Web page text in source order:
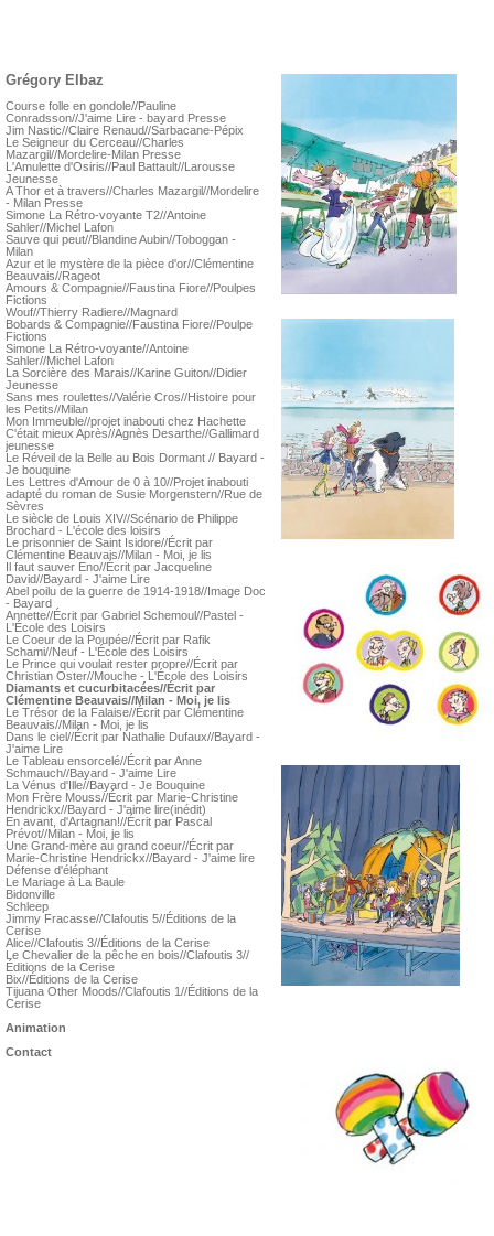
Grégory Elbaz
Course folle en gondole//Pauline
Conradsson//J'aime Lire - bayard Presse
Jim Nastic//Claire Renaud//Sarbacane-Pépix
Le Seigneur du Cerceau//Charles
Mazargil//Mordelire-Milan Presse
L'Amulette d'Osiris//Paul Battault//Larousse
Jeunesse
A Thor et à travers//Charles Mazargil//Mordelire
- Milan Presse
Simone La Rétro-voyante T2//Antoine
Sahler//Michel Lafon
Sauve qui peut//Blandine Aubin//Toboggan -
Milan
Azur et le mystère de la pièce d'or//Clémentine
Beauvais//Rageot
Amours & Compagnie//Faustina Fiore//Poulpes
Fictions
Wouf//Thierry Radiere//Magnard
Bobards & Compagnie//Faustina Fiore//Poulpe
Fictions
Simone La Rétro-voyante//Antoine
Sahler//Michel Lafon
La Sorcière des Marais//Karine Guiton//Didier
Jeunesse
Sans mes roulettes//Valérie Cros//Histoire pour
les Petits//Milan
Mon Immeuble//projet inabouti chez Hachette
C'était mieux Après//Agnès Desarthe//Gallimard
jeunesse
Le Réveil de la Belle au Bois Dormant // Bayard -
Je bouquine
Les Lettres d'Amour de 0 à 10//Projet inabouti
adapté du roman de Susie Morgenstern//Rue de
Sèvres
Le siècle de Louis XIV//Scénario de Philippe
Brochard - L'école des loisirs
Le prisonnier de Saint Isidore//Écrit par
Clémentine Beauvais//Milan - Moi, je lis
Il faut sauver Eno//Écrit par Jacqueline
David//Bayard - J'aime Lire
Abel poilu de la guerre de 1914-1918//Image Doc
- Bayard
Annette//Écrit par Gabriel Schemoul//Pastel -
L'École des Loisirs
Le Coeur de la Poupée//Écrit par Rafik
Schami//Neuf - L'École des Loisirs
Le Prince qui voulait rester propre//Écrit par
Christian Oster//Mouche - L'École des Loisirs
Diamants et cucurbitacées//Écrit par
Clémentine Beauvais//Milan - Moi, je lis
Le Trésor de la Falaise//Écrit par Clémentine
Beauvais//Milan - Moi, je lis
Dans le ciel//Écrit par Nathalie Dufaux//Bayard -
J'aime Lire
Le Tableau ensorcelé//Écrit par Anne
Schmauch//Bayard - J'aime Lire
La Vénus d'Ille//Bayard - Je Bouquine
Mon Frère Mouss//Écrit par Marie-Christine
Hendrickx//Bayard - J'aime lire(inédit)
En avant, d'Artagnan!//Écrit par Pascal
Prévot//Milan - Moi, je lis
Une Grand-mère au grand coeur//Écrit par
Marie-Christine Hendrickx//Bayard - J'aime lire
Défense d'éléphant
Le Mariage à La Baule
Bidonville
Schleep
Jimmy Fracasse//Clafoutis 5//Éditions de la
Cerise
Alice//Clafoutis 3//Éditions de la Cerise
Le Chevalier de la pêche en bois//Clafoutis 3//
Éditions de la Cerise
Bix//Éditions de la Cerise
Tijuana Other Moods//Clafoutis 1//Éditions de la
Cerise
Animation
Contact